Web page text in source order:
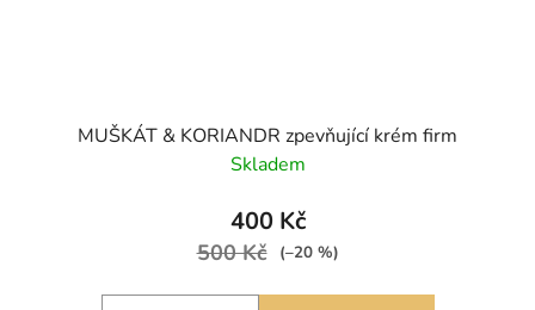
MUŠKÁT & KORIANDR zpevňující krém firm
Skladem
400 Kč
500 Kč (–20 %)